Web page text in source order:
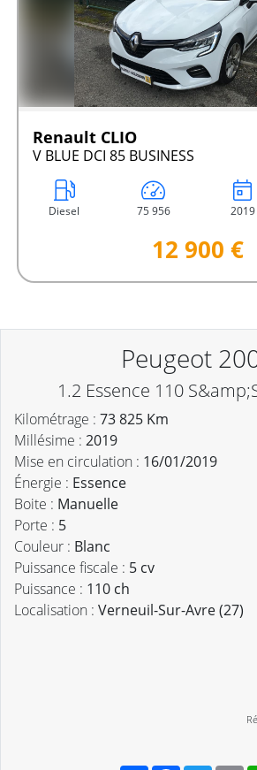
Renault CLIO
V BLUE DCI 85 BUSINESS
Diesel 75 956 2019
12 900 €
Peugeot
1.2 Essence 110
Kilométrage : 73 825 Km
Millésime : 2019
Mise en circulation : 16/01/2019
Énergie : Essence
Boite : Manuelle
Porte : 5
Couleur : Blanc
Puissance fiscale : 5 cv
Puissance : 110 ch
Localisation : Verneuil-Sur-Avre (27)